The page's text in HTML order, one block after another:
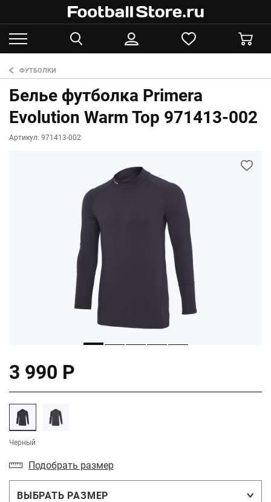
ФУТБОЛКИ
Белье футболка Primera
Evolution Warm Top 971413-002
Артикул: 971413-002
3 990 Р
Черный
Подобрать размер
ВЫБРАТЬ РАЗМЕР